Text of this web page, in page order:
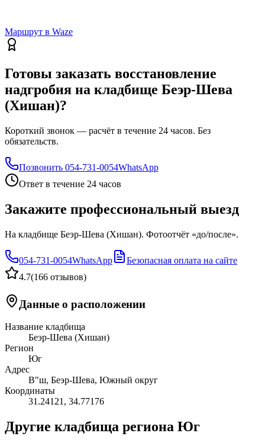
Маршрут в Waze
Готовы заказать восстановление
надгробия на кладбище Беэр-Шева
(Хишан)?
Короткий звонок — расчёт в течение 24 часов. Без
обязательств.
Позвонить 054-731-0054WhatsApp
Ответ в течение 24 часов
Закажите профессиональный выезд
На кладбище Беэр-Шева (Хишан). Фотоотчёт «до/после».
054-731-0054WhatsApp
Безопасная оплата на сайте
4.7(166 отзывов)
Данные о расположении
Название кладбища
Беэр-Шева (Хишан)
Регион
Юг
Адрес
В"ш, Беэр-Шева, Южный округ
Координаты
31.24121 , 34.77176
Другие кладбища региона Юг